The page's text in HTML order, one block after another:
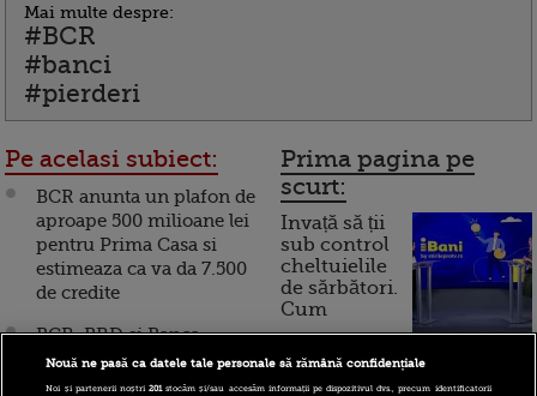
Mai multe despre:
#BCR
#banci
#pierderi
Pe acelasi subiect:
BCR anunta un plafon de
aproape 500 milioane lei
pentru Prima Casa si
estimeaza ca va da 7.500
de credite
BCR, BRD si Banca
Transilvania ar putea fi
supravegheate direct de
Prima pagina pe
scurt:
Invață să ții
sub control
cheltuielile
de sărbători.
Cum
funcționează cardul de
Nouă ne pasă ca datele tale personale să rămână confidențiale
Noi și partenerii noștri201stocăm și/sau accesăm informații pe dispozitivul dvs., precum identificatorii